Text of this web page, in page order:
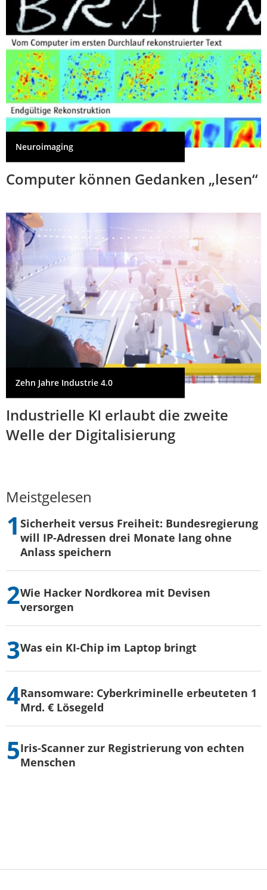
Neuroimaging
Computer können Gedanken „lesen“
Zehn Jahre Industrie 4.0
Industrielle KI erlaubt die zweite
Welle der Digitalisierung
Meistgelesen
Sicherheit versus Freiheit: Bundesregierung
will IP-Adressen drei Monate lang ohne
Anlass speichern
Wie Hacker Nordkorea mit Devisen
versorgen
Was ein KI-Chip im Laptop bringt
Ransomware: Cyberkriminelle erbeuteten 1
Mrd. € Lösegeld
Iris-Scanner zur Registrierung von echten
Menschen